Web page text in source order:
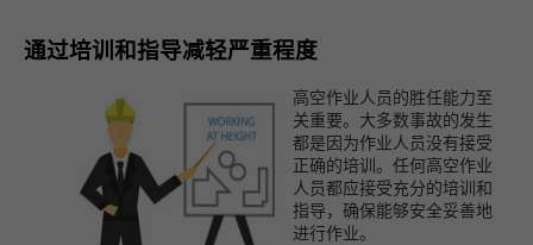
通过培训和指导减轻严重程度
高空作业人员的胜任能力至
关重要。大多数事故的发生
都是因为作业人员没有接受
正确的培训。任何高空作业
人员都应接受充分的培训和
指导，确保能够安全妥善地
进行作业。